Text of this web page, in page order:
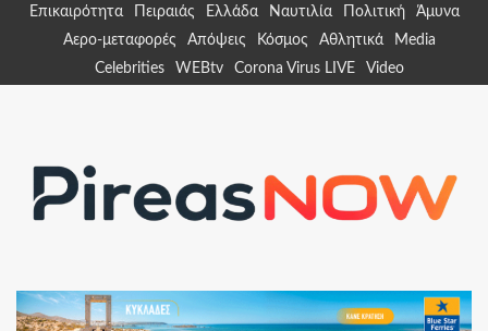
Επικαιρότητα Πειραιάς Ελλάδα Ναυτιλία Πολιτική
Άμυνα
Αερο-μεταφορές
Απόψεις Κόσμος Αθλητικά
Media
Celebrities
WEBtv Corona Virus LIVE Video